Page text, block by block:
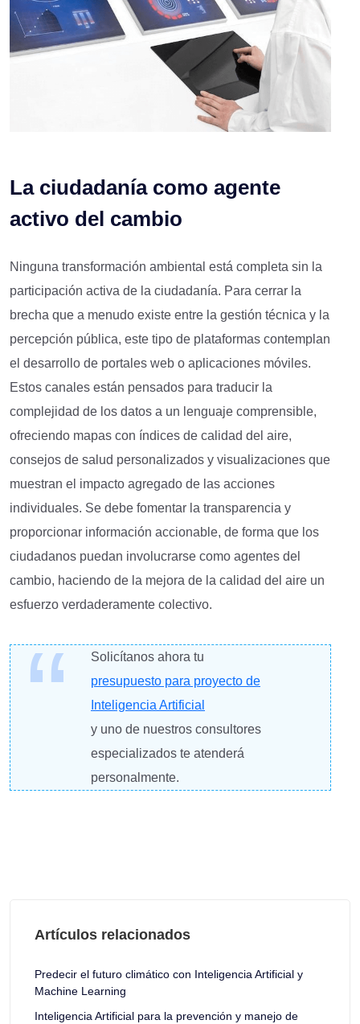
La ciudadanía como agente
activo del cambio
Ninguna transformación ambiental está completa sin la
participación activa de la ciudadanía. Para cerrar la
brecha que a menudo existe entre la gestión técnica y la
percepción pública, este tipo de plataformas contemplan
el desarrollo de portales web o aplicaciones móviles.
Estos canales están pensados para traducir la
complejidad de los datos a un lenguaje comprensible,
ofreciendo mapas con índices de calidad del aire,
consejos de salud personalizados y visualizaciones que
muestran el impacto agregado de las acciones
individuales. Se debe fomentar la transparencia y
proporcionar información accionable, de forma que los
ciudadanos puedan involucrarse como agentes del
cambio, haciendo de la mejora de la calidad del aire un
esfuerzo verdaderamente colectivo.
Solicítanos ahora tu
presupuesto para proyecto de
Inteligencia Artificial
y uno de nuestros consultores
especializados te atenderá
personalmente.
Artículos relacionados
Predecir el futuro climático con Inteligencia Artificial y
Machine Learning
Inteligencia Artificial para la prevención y manejo de